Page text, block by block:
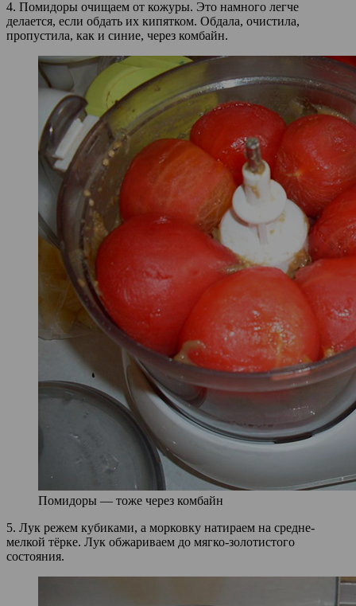
4. Помидоры очищаем от кожуры. Это намного легче
делается, если обдать их кипятком. Обдала, очистила,
пропустила, как и синие, через комбайн.
Помидоры — тоже через комбайн
5. Лук режем кубиками, а морковку натираем на средне-
мелкой тёрке. Лук обжариваем до мягко-золотистого
состояния.